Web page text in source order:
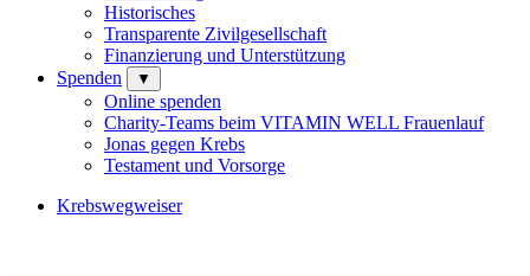
Historisches
Transparente Zivilgesellschaft
Finanzierung und Unterstützung
Spenden
▼
Online spenden
Charity-Teams beim VITAMIN WELL Frauenlauf
Jonas gegen Krebs
Testament und Vorsorge
Krebswegweiser